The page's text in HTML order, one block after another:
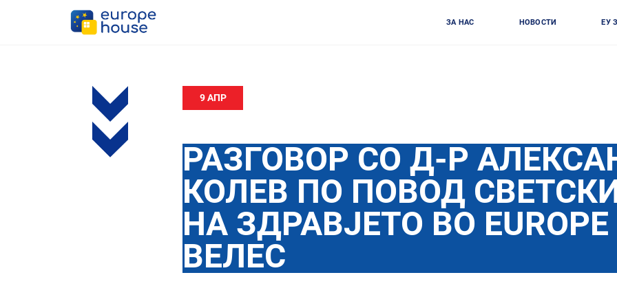
ЗА НАС НОВОСТИ ЕУ
9 АПР
РАЗГОВОР СО Д-Р
КОЛЕВ ПО ПОВОД
НА ЗДРАВЈЕТО ВО EUROPE
ВЕЛЕС